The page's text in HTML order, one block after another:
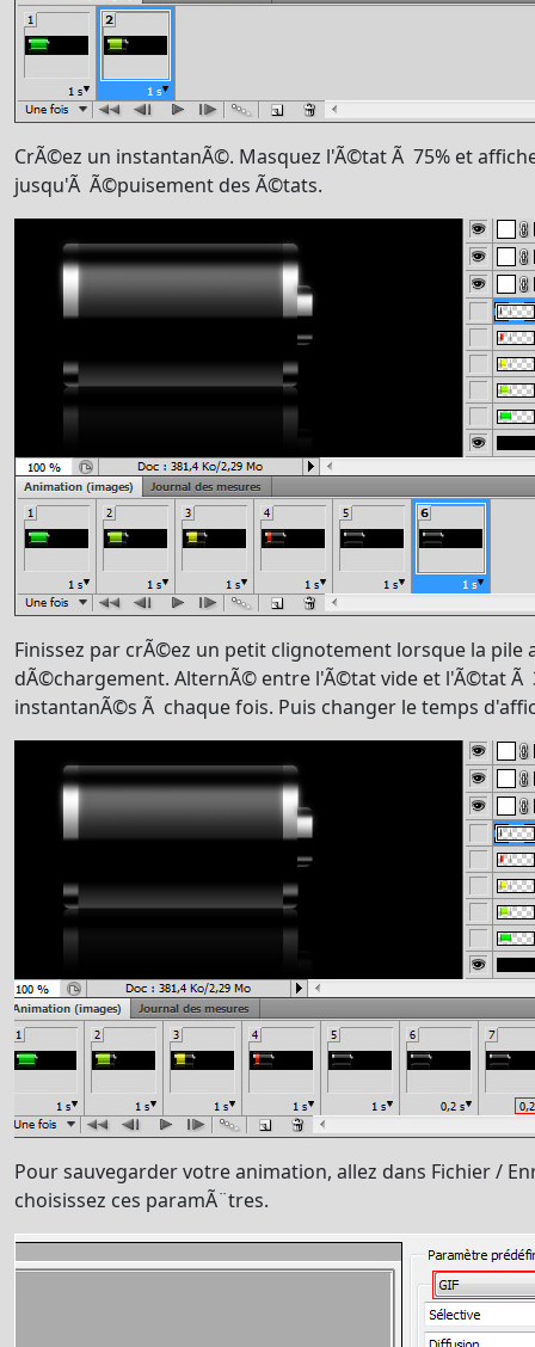
CrÃ©ez un instantanÃ©. Masquez l'Ã©tat Ã 75% et
jusqu'Ã Ã©puisement des Ã©tats.
Finissez par crÃ©ez un petit clignotement lorsque la pile
dÃ©chargement. AlternÃ© entre l'Ã©tat vide et l'Ã©tat Ã
instantanÃ©s Ã chaque fois. Puis changer le temps
Pour sauvegarder votre animation, allez dans Fichier /
choisissez ces paramÃ¨tres.